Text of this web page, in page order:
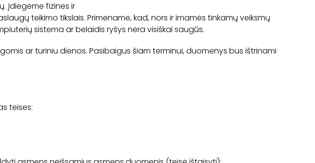
Įdiegėme fizines ir
teikimo tikslais. Primename, kad, nors ir imamės tinkamų veiksmų
sistema ar belaidis ryšys nėra visiškai saugūs.
ar turiniu dienos. Pasibaigus šiam terminui, duomenys bus ištrinami
teises: